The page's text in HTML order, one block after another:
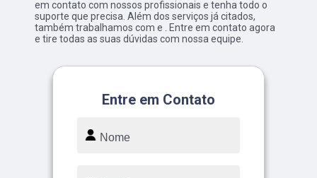
em contato com nossos profissionais e tenha todo o
suporte que precisa. Além dos serviços já citados,
também trabalhamos com e . Entre em contato agora
e tire todas as suas dúvidas com nossa equipe.
Entre em Contato